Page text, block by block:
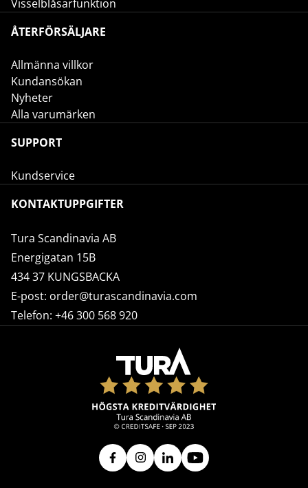
Visselblåsarfunktion
ÅTERFÖRSÄLJARE
Allmänna villkor
Kundansökan
Nyheter
Alla varumärken
SUPPORT
Kundservice
KONTAKTUPPGIFTER
Tura Scandinavia AB
Energigatan 15B
434 37 KUNGSBACKA
E-post: order@turascandinavia.com
Telefon: +46 300 568 920